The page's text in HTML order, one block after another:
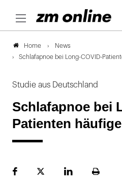
Home
News
Schlafapnoe bei Long-COVID-
Studie aus Deutschland
Schlafapnoe bei
Patienten
FacebookPlattformLinekdInSeite